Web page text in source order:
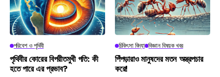
পরিবেশ ও পৃথিবী
পৃথিবীর কোরের বিপরীতমুখী গতি: কী
হতে পারে এর প্রভাব?
চিকিৎসা বিদ্যা বিজ্ঞান বিষয়ক খবর
পিঁপড়ারাও মানুষদের মতন অস্ত্রপচার
করে!